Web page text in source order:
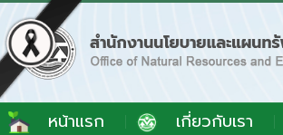
หน้าแรก เกี่ยวกับเรา